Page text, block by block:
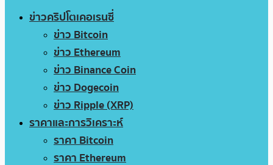
ข่าวคริปโตเคอเรนซี่
ข่าว Bitcoin
ข่าว Ethereum
ข่าว Binance Coin
ข่าว Dogecoin
ข่าว Ripple (XRP)
ราคาและการวิเคราะห์
ราคา Bitcoin
ราคา Ethereum